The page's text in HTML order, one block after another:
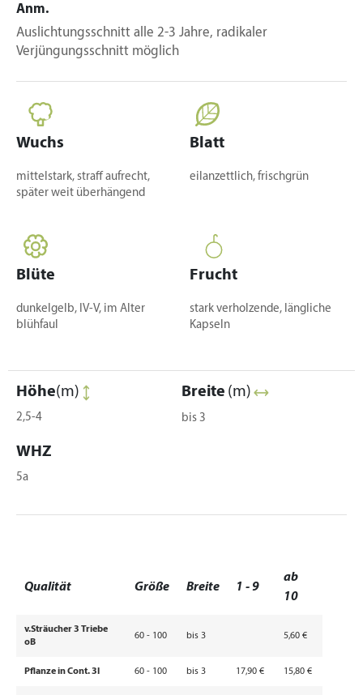
Anm.
Auslichtungsschnitt alle 2-3 Jahre, radikaler
Verjüngungsschnitt möglich
Wuchs
mittelstark, straff aufrecht,
später weit überhängend
Blatt
eilanzettlich, frischgrün
Blüte
dunkelgelb, IV-V, im Alter
blühfaul
Frucht
stark verholzende, längliche
Kapseln
Höhe(m)
2,5-4
Breite (m)
bis 3
WHZ
5a
Qualität Größe Breite 1 - 9
ab
10
v.Sträucher 3 Triebe
oB
60 - 100 bis 3 5,60 €
Pflanze in Cont. 3l 60 - 100 bis 3 17,90 € 15,80 €